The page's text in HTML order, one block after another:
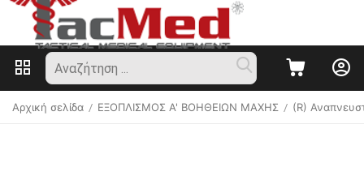
Αρχική σελίδα / ΕΞΟΠΛΙΣΜΟΣ Α' ΒΟΗΘΕΙΩΝ ΜΑΧΗΣ / (R)